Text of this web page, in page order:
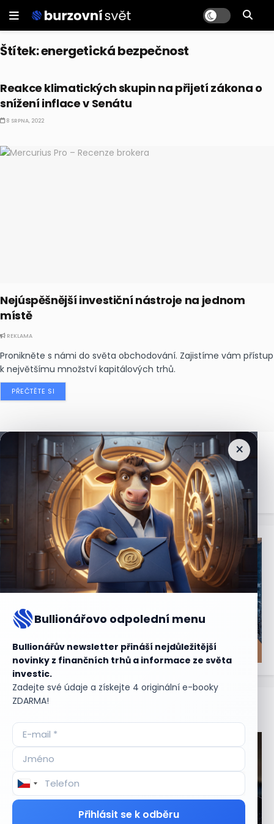
Štítek:energetická bezpečnost
Reakce klimatických skupin na přijetí zákona o
snížení inflace v Senátu
8 SRPNA, 2022
Nejúspěšnější investiční nástroje na jednom
místě
REKLAMA
Pronikněte s námi do světa obchodování. Zajistíme vám přístup
k největšímu množství kapitálových trhů.
PŘEČTĚTE SI
×
Bullionářovo odpolední menu
Bullionářův newsletter přináší nejdůležitější
novinky z finančních trhů a informace ze světa
investic.
Zadejte své údaje a získejte 4 originální e-booky
ZDARMA!
Přihlásit se k odběru
Nejčtenějšízprávy
Aktuální